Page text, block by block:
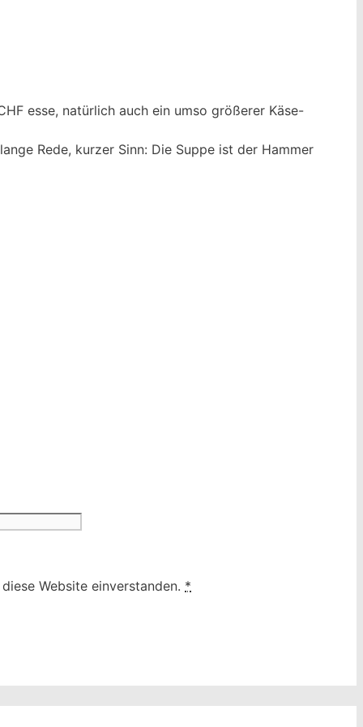
esse, natürlich auch ein umso größerer Käse-
Rede, kurzer Sinn: Die Suppe ist der Hammer
Website einverstanden. *